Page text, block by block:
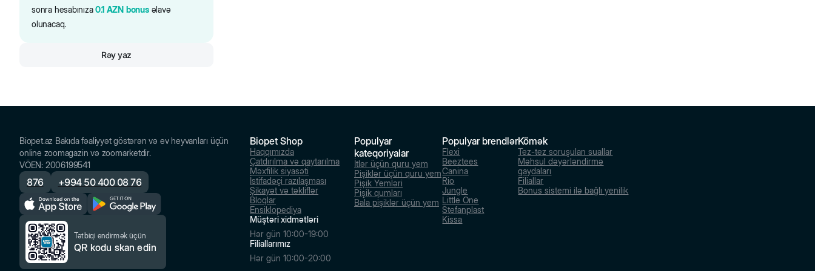
sonra hesabınıza0.1 AZN bonusəlavə
olunacaq.
Rəy yaz
Biopet.az Bakıda fəaliyyət göstərən və ev heyvanları üçün
online zoomagazin və zoomarketdir.
VÖEN: 2006199541
876 +994 50 400 08 76
Tətbiqi endirmək üçün
QR kodu skan edin
Biopet Shop
Haqqımızda
Çatdırılma və qaytarılma
Məxfilik siyasəti
İstifadəçi razılaşması
Şikayət və təkliflər
Bloqlar
Ensiklopediya
Müştəri xidmətləri
Hər gün 10:00-19:00
Filiallarımız
Hər gün 10:00-20:00
Populyar
kateqoriyalar
İtlər üçün quru yem
Pişiklər üçün quru yem
Pişik Yemləri
Pişik qumları
Bala pişiklər üçün yem
Populyar brendlər
Flexi
Beeztees
Canina
Rio
Jungle
Little One
Stefanplast
Kissa
Kömək
Tez-tez soruşulan suallar
Məhsul dəyərləndirmə
qaydaları
Filiallar
Bonus sistemi ilə bağlı yenilik